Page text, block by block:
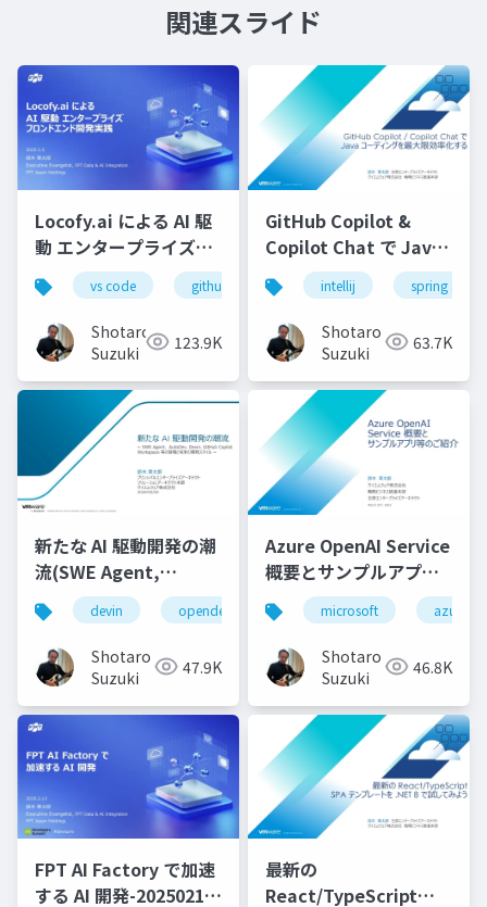
関連スライド
Locofy.ai による AI 駆
動 エンタープライズフ
ロンドエンド開発実践-
s
vs code github copilot gemini locofy.ai
Shotaro
Suzuki
123.9K
GitHub Copilot &
Copilot Chat で Java
コーディングを最大限
効率化する-配布用
intellij spring starter
Shotaro
Suzuki
63.7K
新たな AI 駆動開発の潮
流(SWE Agent,
AutoDev,Devin,
GitHub Copilot
Workspace等)
devin opendevin azure autodev
Shotaro
Suzuki
47.9K
Azure OpenAI Service
概要とサンプルアプリ
等のご紹介
microsoft azure
Shotaro
Suzuki
46.8K
FPT AI Factory で加速
する AI 開発-20250213-
最新の
React/TypeScript